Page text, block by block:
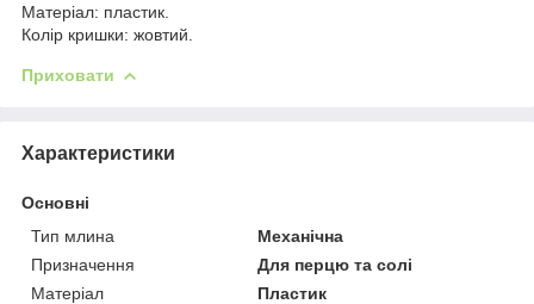
Матеріал: пластик.
Колір кришки: жовтий.
Приховати
Характеристики
Основні
Тип млина
Механічна
Призначення
Для перцю та солі
Матеріал
Пластик